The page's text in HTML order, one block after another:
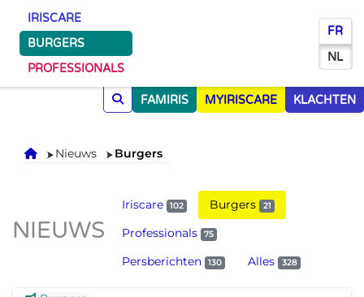
IRISCARE
BURGERS
PROFESSIONALS
FR
NL
FAMIRIS MYIRISCARE KLACHTEN
Onthaal
Nieuws Burgers
NIEUWS
Iriscare 102 Burgers 21
Professionals 75
Persberichten 130 Alles 328